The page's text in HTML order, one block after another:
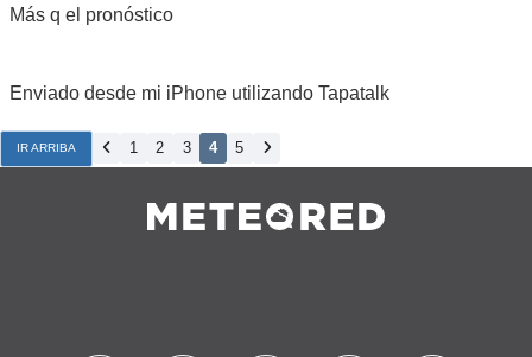
Más q el pronóstico
Enviado desde mi iPhone utilizando Tapatalk
IR ARRIBA 1 2 3 4 5